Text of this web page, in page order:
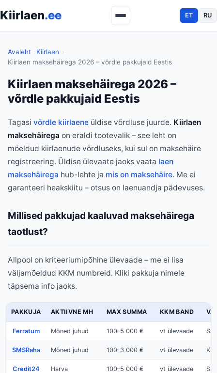
Kiirlaen.ee ET RU
Avaleht
Kiirlaen
Kiirlaen maksehäirega 2026 – võrdle pakkujaid Eestis
Kiirlaen maksehäirega 2026 –
võrdle pakkujaid Eestis
Tagasi võrdle kiirlaene üldise võrdluse juurde. Kiirlaen
maksehäirega on eraldi tootevalik – see leht on
mõeldud kiirlaenude võrdluseks, kui sul on maksehäire
registreering. Üldise ülevaate jaoks vaata laen
maksehäirega hub-lehte ja mis on maksehäire. Me ei
garanteeri heakskiitu – otsus on laenuandja pädevuses.
Millised pakkujad kaaluvad maksehäirega
taotlust?
Allpool on kriteeriumipõhine ülevaade – me ei lisa
väljamõeldud KKM numbreid. Kliki pakkuja nimele
täpsema info jaoks.
PAKKUJA AKTIIVNE MH MAX SUMMA KKM BAND
Ferratum Mõned juhud 100–5 000 € vt ülevaade
SMSRaha Mõned juhud 100–3 000 € vt ülevaade
Credit24 Harva 100–5 000 € vt ülevaade